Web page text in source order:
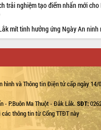
trải nghiệm tạo điểm nhấn mới
mít tinh hưởng ứng Ngày An ninh
hình và Thông tin Điện tử cấp ngày 14/
- P.Buôn Ma Thuột - Đắk Lắk.SĐT:
thông tin từ Cổng TTĐT này